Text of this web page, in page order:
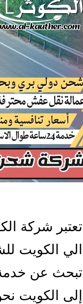
تعتبر شركة
الي الكويت
تبحث عن
إلى الكويت